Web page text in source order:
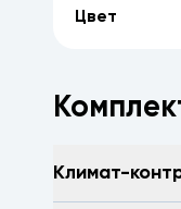
Цвет
Климат-